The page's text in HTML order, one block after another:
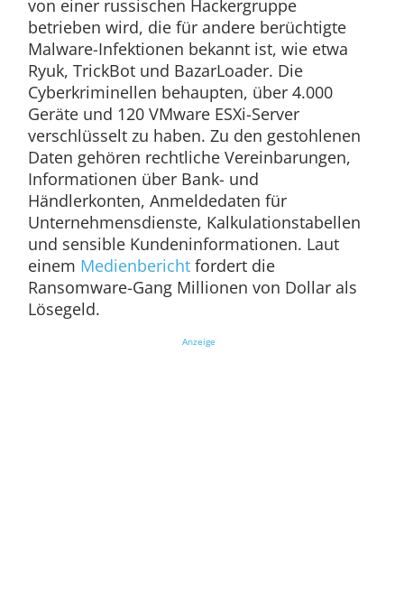
von einer russischen Hackergruppe
betrieben wird, die für andere berüchtigte
Malware-Infektionen bekannt ist, wie etwa
Ryuk, TrickBot und BazarLoader. Die
Cyberkriminellen behaupten, über 4.000
Geräte und 120 VMware ESXi-Server
verschlüsselt zu haben. Zu den gestohlenen
Daten gehören rechtliche Vereinbarungen,
Informationen über Bank- und
Händlerkonten, Anmeldedaten für
Unternehmensdienste, Kalkulationstabellen
und sensible Kundeninformationen. Laut
einem Medienberichtfordert die
Ransomware-Gang Millionen von Dollar als
Lösegeld.
Anzeige